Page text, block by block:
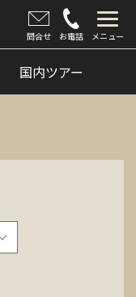
問合せ お電話 メニュー
国内ツアー